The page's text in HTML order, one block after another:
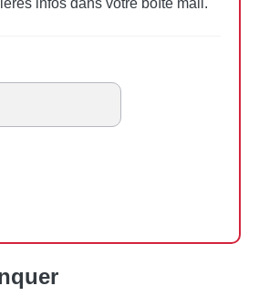
infos dans votre boîte mail.